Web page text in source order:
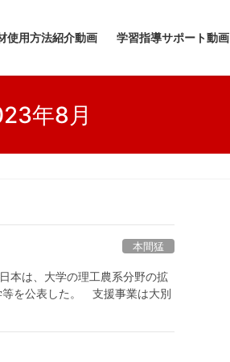
使用方法紹介動画 学習指導サポート動画
年8月
本間猛
本は、大学の理工農系分野の拡
等を公表した。 支援事業は大別